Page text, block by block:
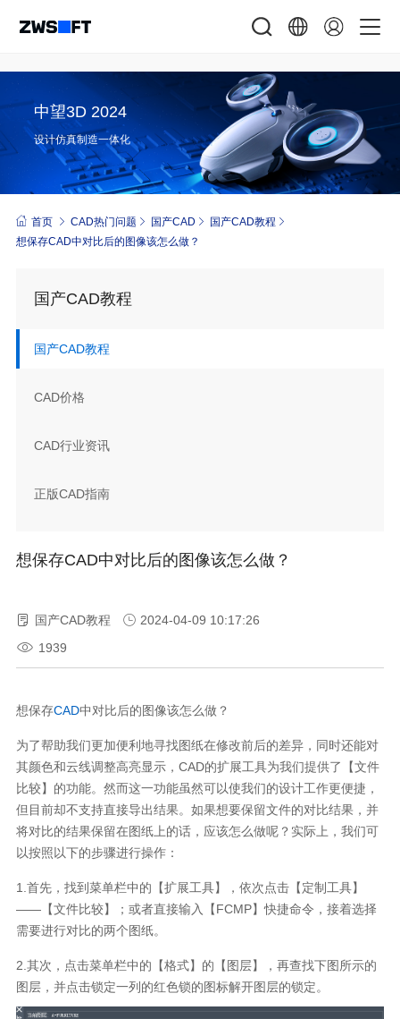
中望3D 2024
设计仿真制造一体化
首页 CAD热门问题 国产CAD
国产CAD教程
想保存CAD中对比后的图像该怎么做？
国产CAD教程
国产CAD教程
CAD价格
CAD行业资讯
正版CAD指南
想保存CAD中对比后的图像该怎么做？
国产CAD教程
2024-04-09 10:17:26
1939
想保存CAD中对比后的图像该怎么做？
为了帮助我们更加便利地寻找图纸在修改前后的差异，同时还能对
其颜色和云线调整高亮显示，CAD的扩展工具为我们提供了【文件
比较】的功能。然而这一功能虽然可以使我们的设计工作更便捷，
但目前却不支持直接导出结果。如果想要保留文件的对比结果，并
将对比的结果保留在图纸上的话，应该怎么做呢？实际上，我们可
以按照以下的步骤进行操作：
1.首先，找到菜单栏中的【扩展工具】，依次点击【定制工具】
——【文件比较】；或者直接输入【FCMP】快捷命令，接着选择
需要进行对比的两个图纸。
2.其次，点击菜单栏中的【格式】的【图层】，再查找下图所示的
图层，并点击锁定一列的红色锁的图标解开图层的锁定。